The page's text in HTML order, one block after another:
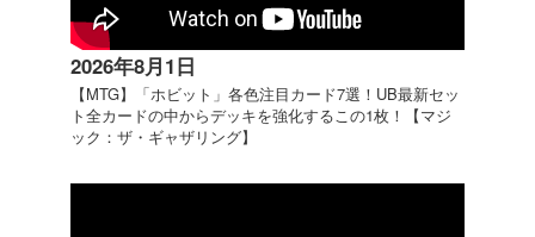
2026年8月1日
【MTG】「ホビット」各色注目カード7選！UB最新セッ
ト全カードの中からデッキを強化するこの1枚！【マジ
ック：ザ・ギャザリング】